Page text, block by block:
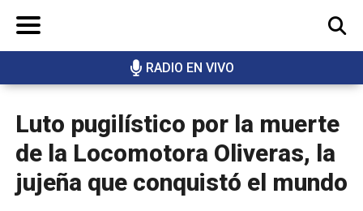
RADIO EN VIVO
BUSCAR
Luto pugilístico por la muerte
de la Locomotora Oliveras, la
jujeña que conquistó el mundo